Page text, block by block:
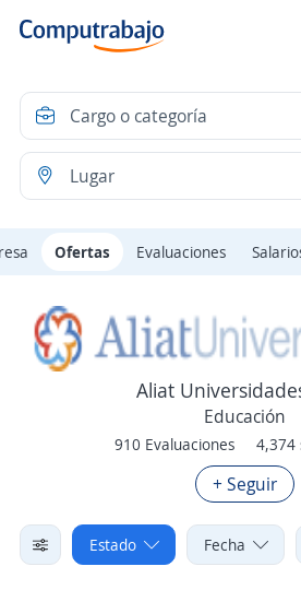
Ofertas Evaluaciones
Aliat
Educación
910 Evaluaciones 4,374
+ Seguir
Estado Fecha